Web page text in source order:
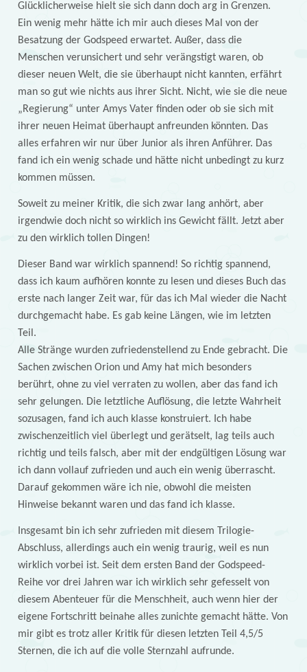
Glücklicherweise hielt sie sich dann doch arg in Grenzen.
Ein wenig mehr hätte ich mir auch dieses Mal von der
Besatzung der Godspeed erwartet. Außer, dass die
Menschen verunsichert und sehr verängstigt waren, ob
dieser neuen Welt, die sie überhaupt nicht kannten, erfährt
man so gut wie nichts aus ihrer Sicht. Nicht, wie sie die neue
„Regierung“ unter Amys Vater finden oder ob sie sich mit
ihrer neuen Heimat überhaupt anfreunden könnten. Das
alles erfahren wir nur über Junior als ihren Anführer. Das
fand ich ein wenig schade und hätte nicht unbedingt zu kurz
kommen müssen.
Soweit zu meiner Kritik, die sich zwar lang anhört, aber
irgendwie doch nicht so wirklich ins Gewicht fällt. Jetzt aber
zu den wirklich tollen Dingen!
Dieser Band war wirklich spannend! So richtig spannend,
dass ich kaum aufhören konnte zu lesen und dieses Buch das
erste nach langer Zeit war, für das ich Mal wieder die Nacht
durchgemacht habe. Es gab keine Längen, wie im letzten
Teil.
Alle Stränge wurden zufriedenstellend zu Ende gebracht. Die
Sachen zwischen Orion und Amy hat mich besonders
berührt, ohne zu viel verraten zu wollen, aber das fand ich
sehr gelungen. Die letztliche Auflösung, die letzte Wahrheit
sozusagen, fand ich auch klasse konstruiert. Ich habe
zwischenzeitlich viel überlegt und gerätselt, lag teils auch
richtig und teils falsch, aber mit der endgültigen Lösung war
ich dann vollauf zufrieden und auch ein wenig überrascht.
Darauf gekommen wäre ich nie, obwohl die meisten
Hinweise bekannt waren und das fand ich klasse.
Insgesamt bin ich sehr zufrieden mit diesem Trilogie-
Abschluss, allerdings auch ein wenig traurig, weil es nun
wirklich vorbei ist. Seit dem ersten Band der Godspeed-
Reihe vor drei Jahren war ich wirklich sehr gefesselt von
diesem Abenteuer für die Menschheit, auch wenn hier der
eigene Fortschritt beinahe alles zunichte gemacht hätte. Von
mir gibt es trotz aller Kritik für diesen letzten Teil 4,5/5
Sternen, die ich auf die volle Sternzahl aufrunde.